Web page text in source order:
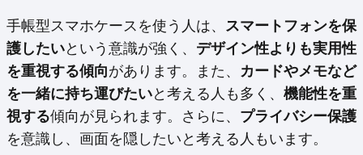
手帳型スマホケースを使う人は、 スマートフォンを保
護したいという意識が強く、 デザイン性よりも実用性
を重視する傾向があります。また、 カードやメモなど
を一緒に持ち運びたいと考える人も多く、 機能性を重
視する傾向が見られます。さらに、 プライバシー保護
を意識し、画面を隠したいと考える人もいます。